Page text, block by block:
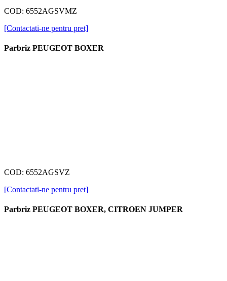
COD: 6552AGSVMZ
[Contactati-ne pentru pret]
Parbriz PEUGEOT BOXER
COD: 6552AGSVZ
[Contactati-ne pentru pret]
Parbriz PEUGEOT BOXER, CITROEN JUMPER